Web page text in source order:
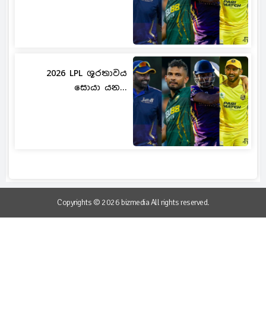
2026 LPL ශූරතාවය
සොයා යන...
Copyrights © 2026 bizmedia All rights reserved.